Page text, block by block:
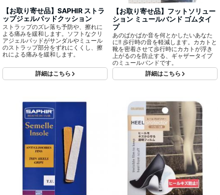
【お取り寄せ品】SAPHIR ストラ
ップジェルパッドクッション
ストラップのズレ落ち予防や、擦れに
よる痛みを緩和します。ソフトなクリ
アジェルパッドがサンダルやミュール
のストラップ部分をずれにくくし、擦
れによる痛みを緩和します。
詳細はこちら
【お取り寄せ品】フットソリュー
ション ミュールバンド ゴムタイ
プ
あのぱかぱか音を何とかしたいあなた
に!! 歩行時の音を軽減します。カカトと
靴を密着させて歩行時にカカトが浮き
上がるのを防止する、ギャザータイプ
のミュールバンドです。
詳細はこちら